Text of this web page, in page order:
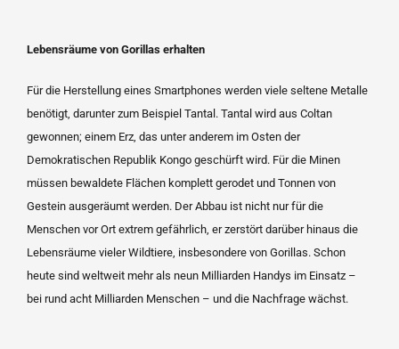
Lebensräume von Gorillas erhalten
Für die Herstellung eines Smartphones werden viele seltene Metalle
benötigt, darunter zum Beispiel Tantal. Tantal wird aus Coltan
gewonnen; einem Erz, das unter anderem im Osten der
Demokratischen Republik Kongo geschürft wird. Für die Minen
müssen bewaldete Flächen komplett gerodet und Tonnen von
Gestein ausgeräumt werden. Der Abbau ist nicht nur für die
Menschen vor Ort extrem gefährlich, er zerstört darüber hinaus die
Lebensräume vieler Wildtiere, insbesondere von Gorillas. Schon
heute sind weltweit mehr als neun Milliar­den Handys im Einsatz –
bei rund acht Milliarden Menschen – und die Nachfrage wächst.